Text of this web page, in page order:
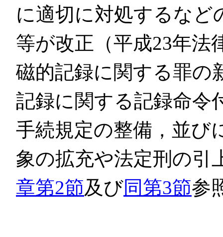
に適切に対処するなど
等が改正（平成23年法
磁的記録に関する罪の
記録に関する記録命令
手続規定の整備，並び
象の拡充や法定刑の引
章第2節及び同第3節参